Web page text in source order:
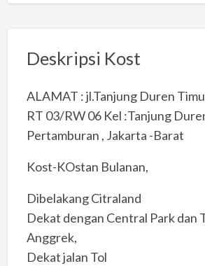
Deskripsi Kost
ALAMAT : jl.Tanjung Duren
RT 03/RW 06 Kel :Tanjung
Pertamburan , Jakarta -Barat
Kost-KOstan Bulanan,
Dibelakang Citraland
Dekat dengan Central Park dan
Anggrek,
Dekat jalan Tol